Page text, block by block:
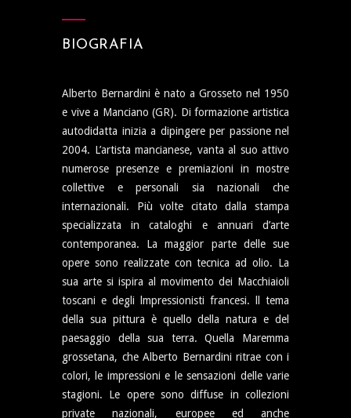
BIOGRAFIA
Alberto Bernardini è nato a Grosseto nel 1950
e vive a Manciano (GR). Di formazione artistica
autodidatta inizia a dipingere per passione nel
2004. L’artista mancianese, vanta al suo attivo
numerose presenze e premiazioni in mostre
collettive e personali sia nazionali che
internazionali. Più volte citato dalla stampa
specializzata in cataloghi e annuari d’arte
contemporanea. La maggior parte delle sue
opere sono realizzate con tecnica ad olio. La
sua arte si ispira al movimento dei Macchiaioli
toscani e degli lmpressionisti francesi. ll tema
della sua pittura è quello della natura e del
paesaggio della sua terra. Quella Maremma
grossetana, che Alberto Bernardini ritrae con i
colori, le impressioni e le sensazioni delle varie
stagioni. Le opere sono diffuse in collezioni
private nazionali, europee ed anche